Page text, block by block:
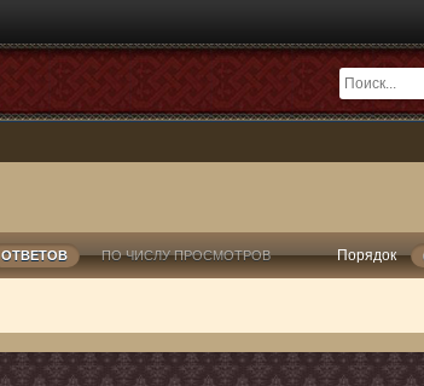
ОТВЕТОВ ПО ЧИСЛУ ПРОСМОТРОВ Порядок